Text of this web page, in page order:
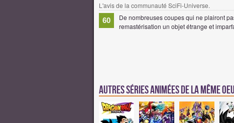
L'avis de la communauté SciFi-Universe.
60
De nombreuses coupes qui ne plairont
remastérisation un objet étrange et
Autres séries animées de la même